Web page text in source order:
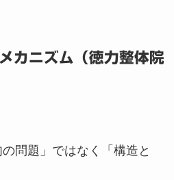
カニズム（徳力整体院
問題」ではなく「構造と